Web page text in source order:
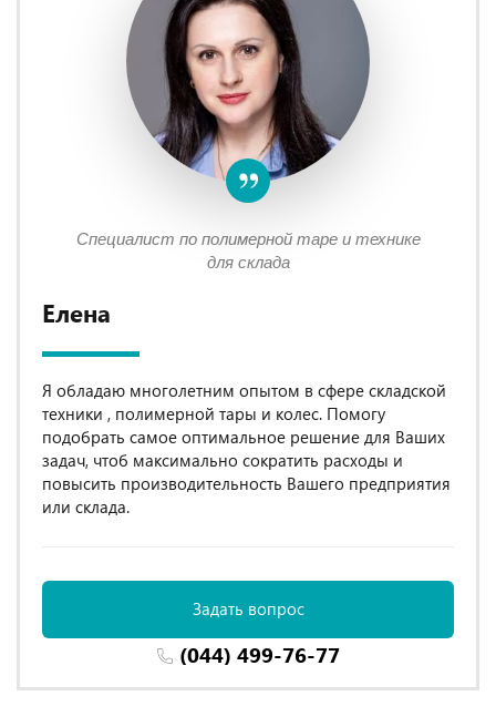
Специалист по полимерной таре и технике
для склада
Елена
Я обладаю многолетним опытом в сфере складской
техники , полимерной тары и колес. Помогу
подобрать самое оптимальное решение для Ваших
задач, чтоб максимально сократить расходы и
повысить производительность Вашего предприятия
или склада.
Задать вопрос
(044) 499-76-77